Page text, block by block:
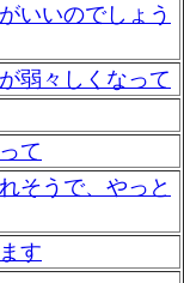
いいのでしょう
弱々しくなって
て
そうで、やっと
す